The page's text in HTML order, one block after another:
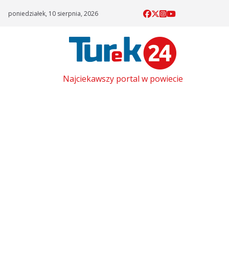
poniedziałek, 10 sierpnia, 2026
Najciekawszy portal w powiecie